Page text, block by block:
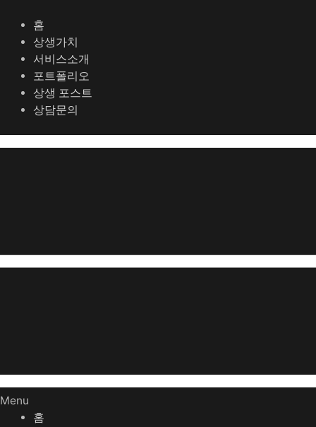
홈
상생가치
서비스소개
포트폴리오
상생 포스트
상담문의
Menu
홈